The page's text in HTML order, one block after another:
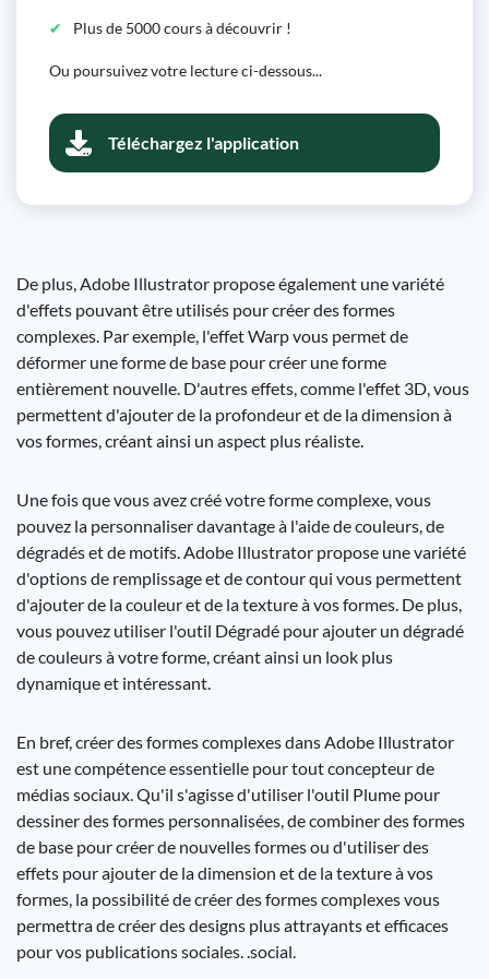
Plus de 5000 cours à découvrir !
Ou poursuivez votre lecture ci-dessous...
Téléchargez l'application
De plus, Adobe Illustrator propose également une variété
d'effets pouvant être utilisés pour créer des formes
complexes. Par exemple, l'effet Warp vous permet de
déformer une forme de base pour créer une forme
entièrement nouvelle. D'autres effets, comme l'effet 3D, vous
permettent d'ajouter de la profondeur et de la dimension à
vos formes, créant ainsi un aspect plus réaliste.
Une fois que vous avez créé votre forme complexe, vous
pouvez la personnaliser davantage à l'aide de couleurs, de
dégradés et de motifs. Adobe Illustrator propose une variété
d'options de remplissage et de contour qui vous permettent
d'ajouter de la couleur et de la texture à vos formes. De plus,
vous pouvez utiliser l'outil Dégradé pour ajouter un dégradé
de couleurs à votre forme, créant ainsi un look plus
dynamique et intéressant.
En bref, créer des formes complexes dans Adobe Illustrator
est une compétence essentielle pour tout concepteur de
médias sociaux. Qu'il s'agisse d'utiliser l'outil Plume pour
dessiner des formes personnalisées, de combiner des formes
de base pour créer de nouvelles formes ou d'utiliser des
effets pour ajouter de la dimension et de la texture à vos
formes, la possibilité de créer des formes complexes vous
permettra de créer des designs plus attrayants et efficaces
pour vos publications sociales. .social.